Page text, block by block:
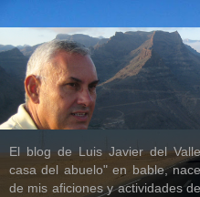
El blog de Luis Javier del
casa del abuelo" en bable,
de mis aficiones y actividades